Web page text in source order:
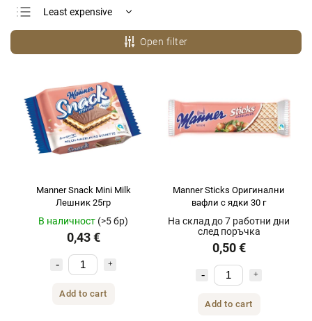
Least expensive
Bestsellers
Open filter
Manner Snack Mini Milk
Лешник 25гр
В наличност (>5 бр)
0,43 €
Add to cart
Manner Sticks Оригинални
вафли с ядки 30 г
На склад до 7 работни дни
след поръчка
0,50 €
Add to cart